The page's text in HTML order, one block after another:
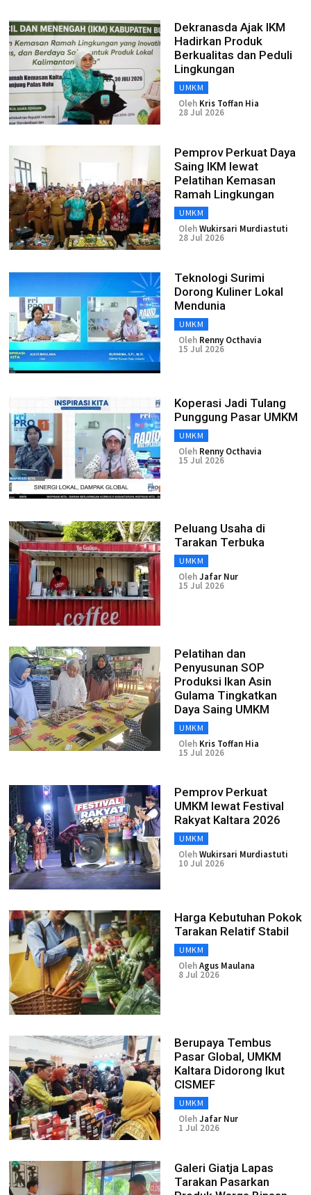
Dekranasda Ajak IKM
Hadirkan Produk
Berkualitas dan Peduli
Lingkungan
UMKM
Oleh Kris Toffan Hia
28 Jul 2026
Pemprov Perkuat Daya
Saing IKM lewat
Pelatihan Kemasan
Ramah Lingkungan
UMKM
OlehWukirsari Murdiastuti
28 Jul 2026
Teknologi Surimi
Dorong Kuliner Lokal
Mendunia
UMKM
Oleh Renny Octhavia
15 Jul 2026
Koperasi Jadi Tulang
Punggung Pasar UMKM
UMKM
Oleh Renny Octhavia
15 Jul 2026
Peluang Usaha di
Tarakan Terbuka
UMKM
OlehJafar Nur
15 Jul 2026
Pelatihan dan
Penyusunan SOP
Produksi Ikan Asin
Gulama Tingkatkan
Daya Saing UMKM
UMKM
Oleh Kris Toffan Hia
15 Jul 2026
Pemprov Perkuat
UMKM lewat Festival
Rakyat Kaltara 2026
UMKM
OlehWukirsari Murdiastuti
10 Jul 2026
Harga Kebutuhan Pokok
Tarakan Relatif Stabil
UMKM
OlehAgus Maulana
8 Jul 2026
Berupaya Tembus
Pasar Global, UMKM
Kaltara Didorong Ikut
CISMEF
UMKM
OlehJafar Nur
1 Jul 2026
Galeri Giatja Lapas
Tarakan Pasarkan